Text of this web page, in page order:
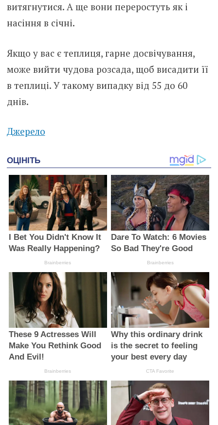
витягнутися. А ще вони переростуть як і
насіння в січні.
Якщо у вас є теплиця, гарне досвічування,
може вийти чудова розсада, щоб висадити її
в теплиці. У такому випадку від 55 до 60
днів.
Джерело